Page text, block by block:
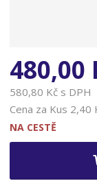
480,00
580,80 Kč s DPH
Cena za Kus 2,40
NA CESTĚ